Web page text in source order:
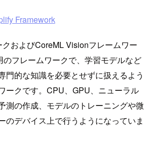
Framework
およびCoreML Visionフレームワー
のフレームワークで、学習モデルなど
門的な知識を必要とせずに扱えるよう
ークです。CPU、GPU、ニューラル
測の作成、モデルのトレーニングや微
のデバイス上で行うようになっていま